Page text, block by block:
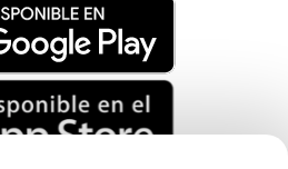
PUEDE INTERESAR
Tiendas